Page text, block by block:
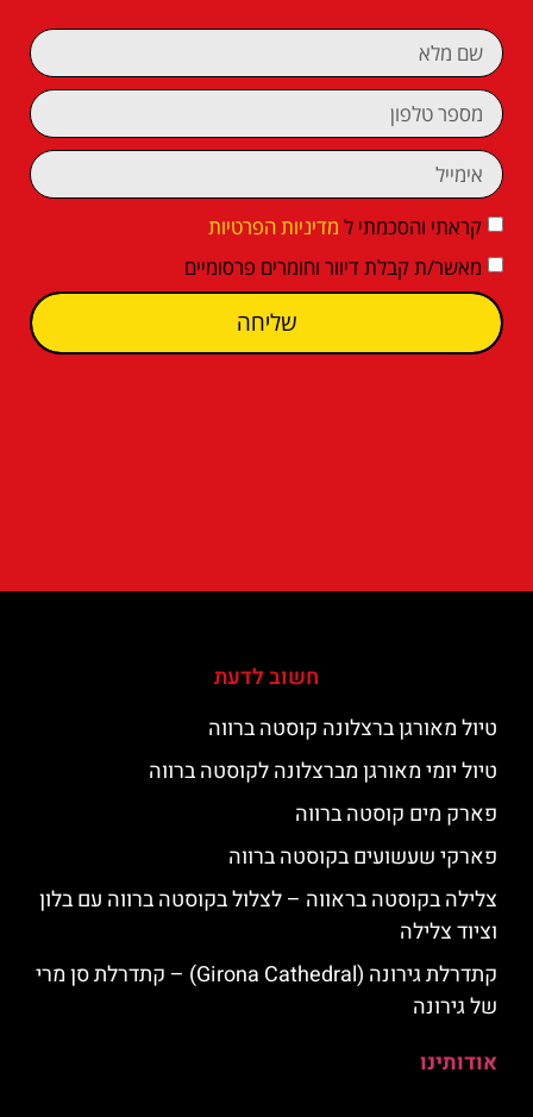
קראתי והסכמתי ל מדיניות הפרטיות
מאשר/ת קבלת דיוור וחומרים פרסומיים
שליחה
חשוב לדעת
טיול מאורגן ברצלונה קוסטה ברווה
טיול יומי מאורגן מברצלונה לקוסטה ברווה
פארק מים קוסטה ברווה
פארקי שעשועים בקוסטה ברווה
צלילה בקוסטה בראווה – לצלול בקוסטה ברווה עם בלון
וציוד צלילה
קתדרלת גירונה (Girona Cathedral) – קתדרלת סן מרי
של גירונה
אודותינו